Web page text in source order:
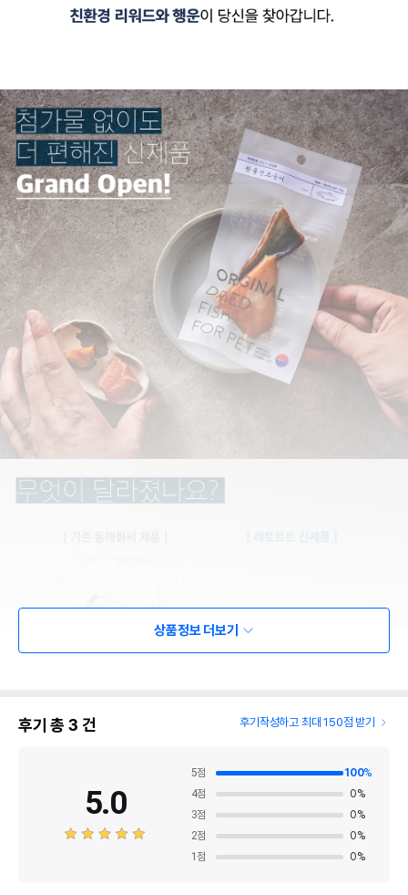
상품정보 더보기
후기 총 3 건 후기작성하고 최대 150점 받기
5.0
5점 100%
4점 0%
3점 0%
2점 0%
1 점 0%